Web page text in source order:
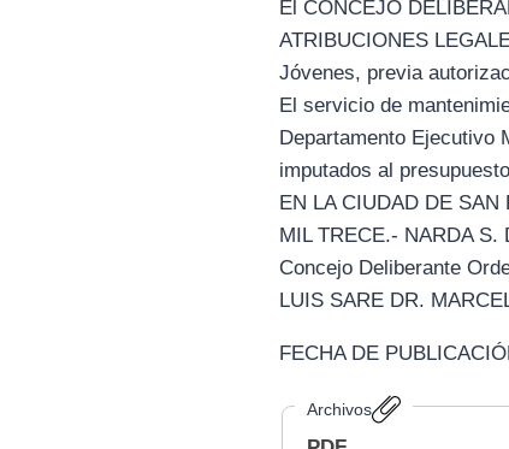
El CONCEJO
ATRIBUCIONES
Jóvenes, previa
El servicio de
Departamento Ejecutivo
imputados al
EN LA CIUDAD DE SAN
MIL TRECE.- NARDA S.
Concejo Deliberante
LUIS SARE DR.
FECHA DE
Archivos